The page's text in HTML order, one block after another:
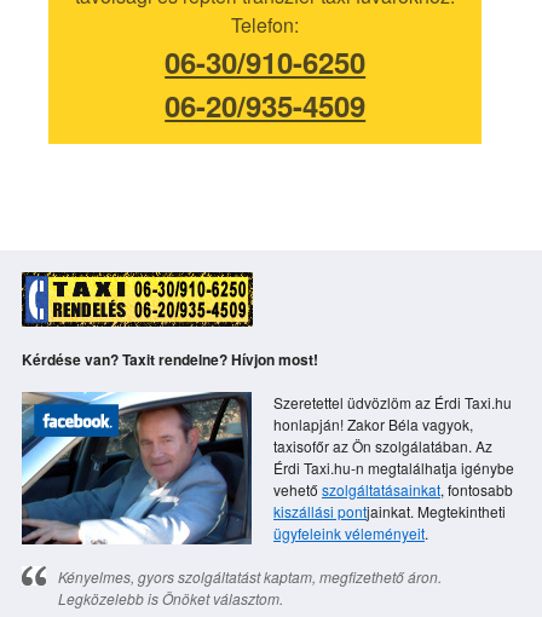
Telefon:
06-30/910-6250
06-20/935-4509
Kérdése van? Taxit rendelne? Hívjon most!
Szeretettel üdvözlöm az Érdi Taxi.hu
honlapján! Zakor Béla vagyok,
taxisofőr az Ön szolgálatában. Az
Érdi Taxi.hu-n megtalálhatja igénybe
vehető szolgáltatásainkat, fontosabb
kiszállási pontjainkat. Megtekintheti
ügyfeleink véleményeit.
Kényelmes, gyors szolgáltatást kaptam, megfizethető áron.
Legközelebb is Önöket választom.